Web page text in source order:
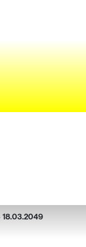
18.03.2049